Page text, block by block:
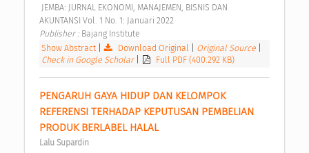
AKUNTANSI Vol. 1 No. 1: Januari 2022
Publisher : Bajang Institute
Show Abstract
Download Original Original Source
Check in Google Scholar
Full PDF (400.292 KB)
PENGARUH GAYA HIDUP DAN KELOMPOK
REFERENSI TERHADAP KEPUTUSAN PEMBELIAN
PRODUK BERLABEL HALAL
Lalu Supardin